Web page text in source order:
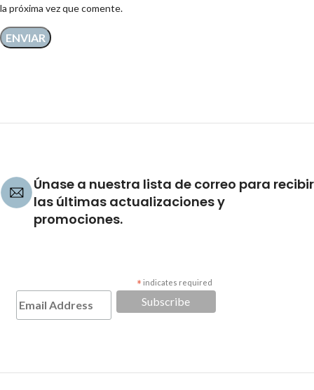
la próxima vez que comente.
Únase a nuestra lista de correo para recibir
las últimas actualizaciones y
promociones.
* indicates required